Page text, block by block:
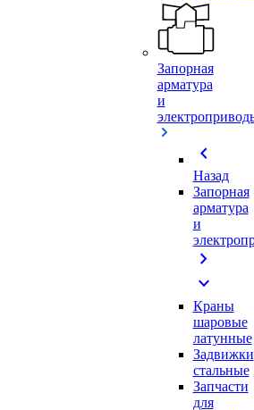
Запорная
арматура
и
chevron_left
Назад
Запорная
арматура
и
chevron_right
expand_more
Краны
шаровые
латунные
Задвижки
стальные
Запчасти
для